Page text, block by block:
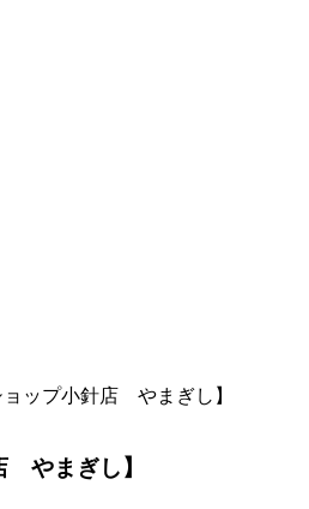
ップ小針店 やまぎし】
やまぎし】